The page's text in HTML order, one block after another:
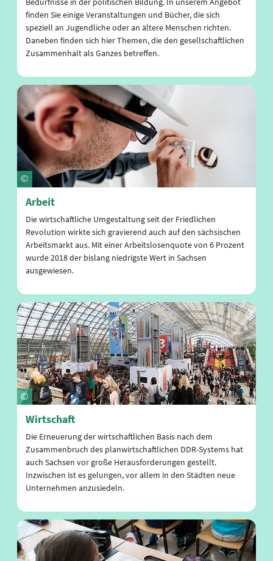
finden Sie einige Veranstaltungen und Bücher, die sich
speziell an Jugendliche oder an ältere Menschen richten.
Daneben finden sich hier Themen, die den gesellschaftlichen
Zusammenhalt als Ganzes betreffen.
Arbeit
Die wirtschaftliche Umgestaltung seit der Friedlichen
Revolution wirkte sich gravierend auch auf den sächsischen
Arbeitsmarkt aus. Mit einer Arbeitslosenquote von 6 Prozent
wurde 2018 der bislang niedrigste Wert in Sachsen
ausgewiesen.
Wirtschaft
Die Erneuerung der wirtschaftlichen Basis nach dem
Zusammenbruch des planwirtschaftlichen DDR-Systems hat
auch Sachsen vor große Herausforderungen gestellt.
Inzwischen ist es gelungen, vor allem in den Städten neue
Unternehmen anzusiedeln.